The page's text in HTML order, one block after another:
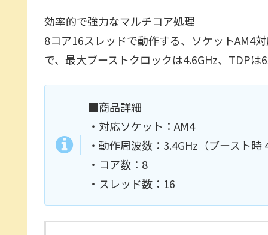
効率的で強力なマルチコア処理
8コア16スレッドで動作する、ソケットAM4
で、最大ブーストクロックは4.6GHz、TDPは
■商品詳細
・対応ソケット：AM4
・動作周波数：3.4GHz（ブースト時
・コア数：8
・スレッド数：16